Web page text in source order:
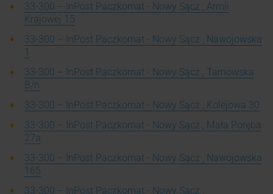
33-300 – InPost Paczkomat - Nowy Sącz , Armii
Krajowej 15
33-300 – InPost Paczkomat - Nowy Sącz , Nawojowska
1
33-300 – InPost Paczkomat - Nowy Sącz , Tarnowska
B/n
33-300 – InPost Paczkomat - Nowy Sącz , Kolejowa 30
33-300 – InPost Paczkomat - Nowy Sącz , Mała Poręba
27a
33-300 – InPost Paczkomat - Nowy Sącz , Nawojowska
165
33-300 – InPost Paczkomat - Nowy Sącz ,